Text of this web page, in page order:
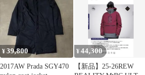
¥39,800
2017AW Prada SGY470
¥44,300
【新品】25-26REW